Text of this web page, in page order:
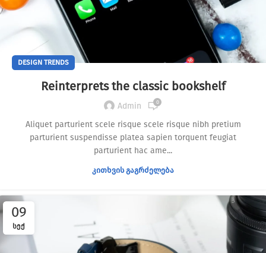
DESIGN TRENDS
Reinterprets the classic bookshelf
Admin 0
Aliquet parturient scele risque scele risque nibh pretium
parturient suspendisse platea sapien torquent feugiat
parturient hac ame...
ᲙᲘᲗᲮᲕᲘᲡ ᲒᲐᲒᲠᲫᲔᲚᲔᲑᲐ
09
ᲡᲔᲥ